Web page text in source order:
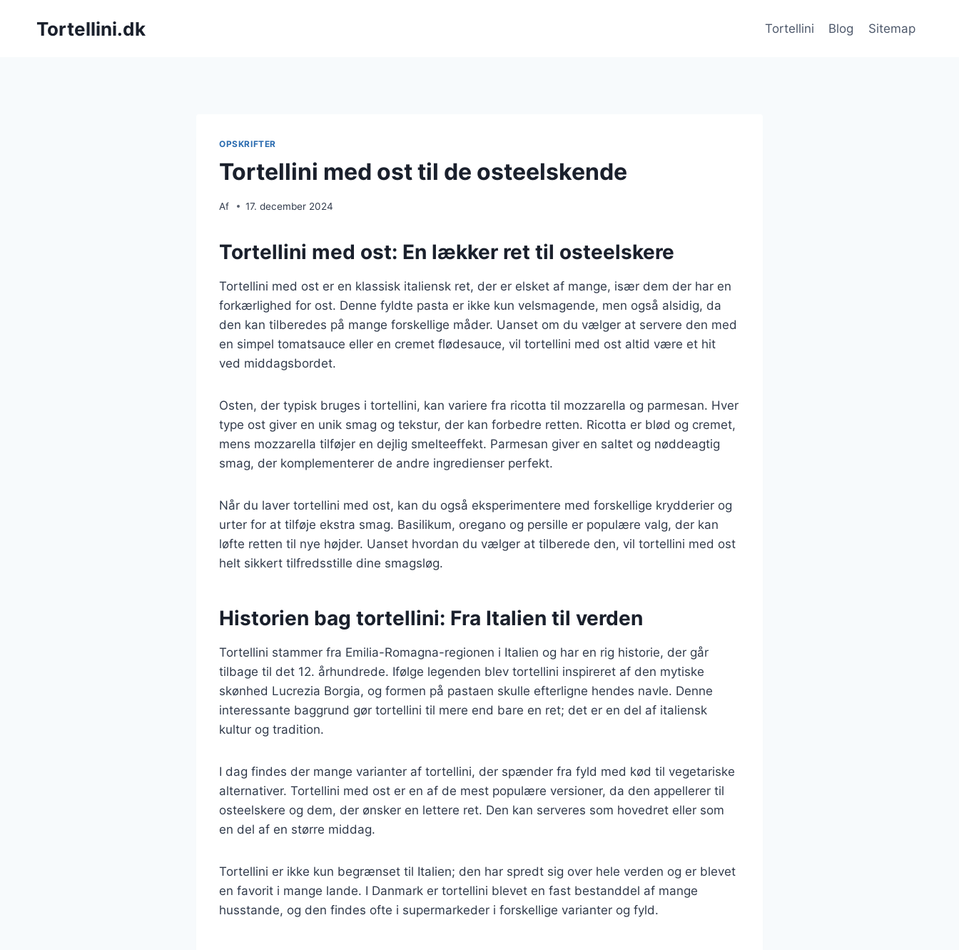
Tortellini.dk Tortellini Blog Sitemap
OPSKRIFTER
Tortellini med ost til de osteelskende
Af 17. december 2024
Tortellini med ost: En lækker ret til osteelskere
Tortellini med ost er en klassisk italiensk ret, der er elsket af mange, især dem der har en
forkærlighed for ost. Denne fyldte pasta er ikke kun velsmagende, men også alsidig, da
den kan tilberedes på mange forskellige måder. Uanset om du vælger at servere den med
en simpel tomatsauce eller en cremet flødesauce, vil tortellini med ost altid være et hit
ved middagsbordet.
Osten, der typisk bruges i tortellini, kan variere fra ricotta til mozzarella og parmesan. Hver
type ost giver en unik smag og tekstur, der kan forbedre retten. Ricotta er blød og cremet,
mens mozzarella tilføjer en dejlig smelteeffekt. Parmesan giver en saltet og nøddeagtig
smag, der komplementerer de andre ingredienser perfekt.
Når du laver tortellini med ost, kan du også eksperimentere med forskellige krydderier og
urter for at tilføje ekstra smag. Basilikum, oregano og persille er populære valg, der kan
løfte retten til nye højder. Uanset hvordan du vælger at tilberede den, vil tortellini med ost
helt sikkert tilfredsstille dine smagsløg.
Historien bag tortellini: Fra Italien til verden
Tortellini stammer fra Emilia-Romagna-regionen i Italien og har en rig historie, der går
tilbage til det 12. århundrede. Ifølge legenden blev tortellini inspireret af den mytiske
skønhed Lucrezia Borgia, og formen på pastaen skulle efterligne hendes navle. Denne
interessante baggrund gør tortellini til mere end bare en ret; det er en del af italiensk
kultur og tradition.
I dag findes der mange varianter af tortellini, der spænder fra fyld med kød til vegetariske
alternativer. Tortellini med ost er en af de mest populære versioner, da den appellerer til
osteelskere og dem, der ønsker en lettere ret. Den kan serveres som hovedret eller som
en del af en større middag.
Tortellini er ikke kun begrænset til Italien; den har spredt sig over hele verden og er blevet
en favorit i mange lande. I Danmark er tortellini blevet en fast bestanddel af mange
husstande, og den findes ofte i supermarkeder i forskellige varianter og fyld.